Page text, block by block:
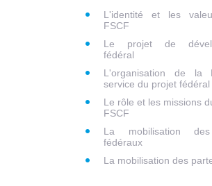
L'identité et les
FSCF
Le projet de
fédéral
L'organisation de la
service du projet fédéral
Le rôle et les missions
FSCF
La mobilisation
fédéraux
La mobilisation des